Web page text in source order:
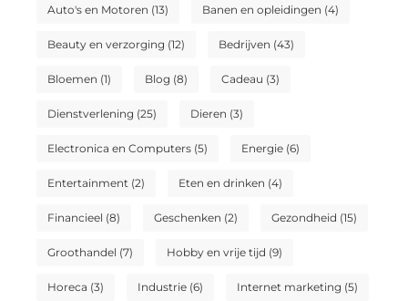
Auto's en Motoren (13) Banen en opleidingen (4)
Beauty en verzorging (12) Bedrijven (43)
Bloemen (1) Blog (8) Cadeau (3)
Dienstverlening (25) Dieren (3)
Electronica en Computers(5) Energie(6)
Entertainment(2) Eten en drinken (4)
Financieel (8) Geschenken (2) Gezondheid (15)
Groothandel (7) Hobby en vrije tijd (9)
Horeca (3) Industrie(6) Internet marketing (5)